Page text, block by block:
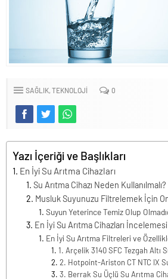
SAĞLIK TEKNOLOJİ 0
Yazı İçeriği ve Başlıkları
En İyi Su Arıtma Cihazları
Su Arıtma Cihazı Neden Kullanılmalı?
Musluk Suyunuzu Filtrelemek İçin
Suyun Yeterince Temiz Olup
En İyi Su Arıtma Cihazları İncelemesi
En İyi Su Arıtma Filtreleri ve
1. Arçelik 3140 SFC Tezgah Altı
2. Hotpoint-Ariston CT NTC IX
3. Berrak Su Üçlü Su Arıtma